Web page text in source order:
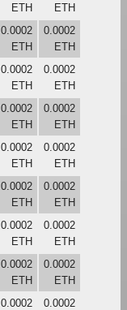
ETH
ETH
0.0002
ETH
0.0002
ETH
0.0002
ETH
0.0002
ETH
0.0002
ETH
0.0002
ETH
0.0002
ETH
0.0002
ETH
0.0002
ETH
0.0002
ETH
0.0002
ETH
0.0002
ETH
0.0002
ETH
0.0002
ETH
0.0002
0.0002